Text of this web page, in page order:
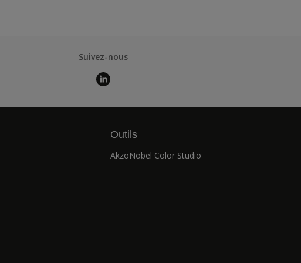
Suivez-nous
Outils
AkzoNobel Color Studio